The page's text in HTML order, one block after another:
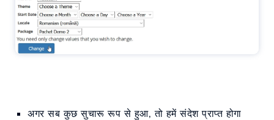
अगर सब कुछ सुचारू रूप से हुआ, तो हमें संदेश प्राप्त होगा